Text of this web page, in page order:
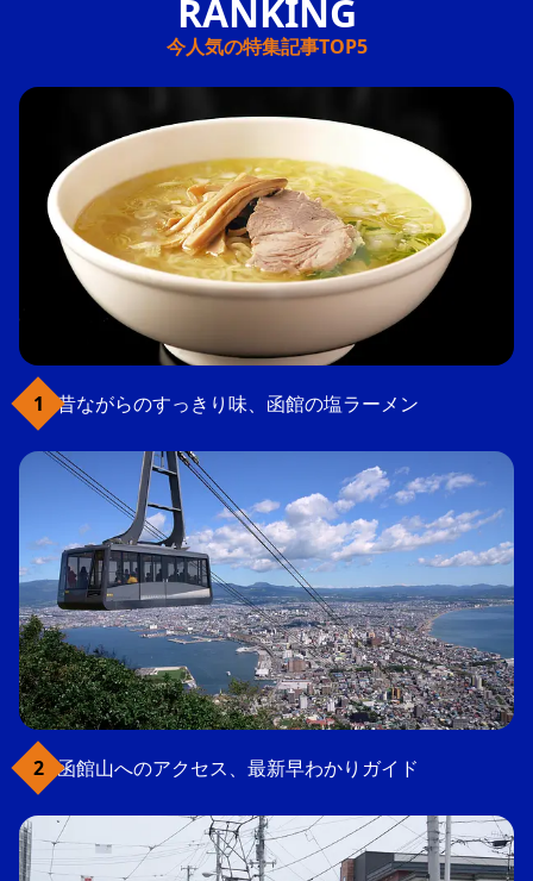
今人気の特集記事TOP5
昔ながらのすっきり味、函館の塩ラーメン
函館山へのアクセス、最新早わかりガイド